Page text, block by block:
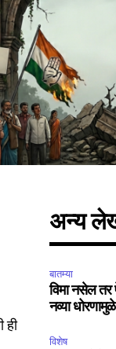
ही
अन्य
बातम्या
विमा नसेल तर
नव्या
विशेष